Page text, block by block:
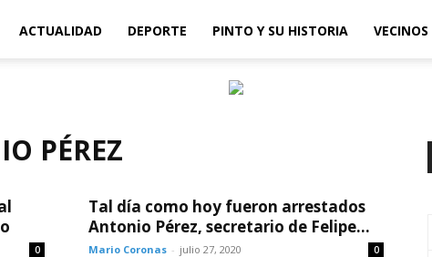
ACTUALIDAD DEPORTE PINTO Y SU HISTORIA VECINOS
PÉREZ
0
Tal día como hoy fueron arrestados
Antonio Pérez, secretario de Felipe...
Mario Coronas - julio 27, 2020 0